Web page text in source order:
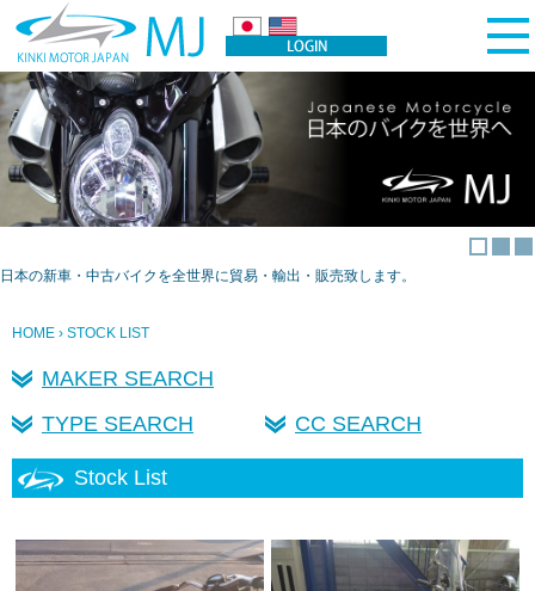
日本の新車・中古バイクを全世界に貿易・輸出・販売致します。
HOME › STOCK LIST
MAKER SEARCH
TYPE SEARCH
CC SEARCH
Stock List